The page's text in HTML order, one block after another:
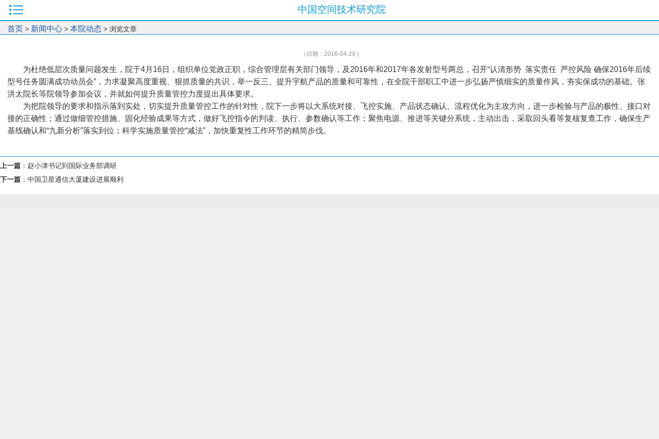
中国空间技术研究院
首页 > 新闻中心 > 本院动态 > 浏览文章
（日期：2016-04-29 )
为杜绝低层次质量问题发生，院于4月16日，组织单位党政正职，综合管理层有关部门领导，及2016年和2017年各发射型号两总，召开“认清形势 落实责任 严控风险 确保2016年后续
型号任务圆满成功动员会”，力求凝聚高度重视、狠抓质量的共识，举一反三、提升宇航产品的质量和可靠性，在全院干部职工中进一步弘扬严慎细实的质量作风，夯实保成功的基础。张
洪太院长等院领导参加会议，并就如何提升质量管控力度提出具体要求。
为把院领导的要求和指示落到实处，切实提升质量管控工作的针对性，院下一步将以大系统对接、飞控实施、产品状态确认、流程优化为主攻方向，进一步检验与产品的极性、接口对
接的正确性；通过做细管控措施、固化经验成果等方式，做好飞控指令的判读、执行、参数确认等工作；聚焦电源、推进等关键分系统，主动出击，采取回头看等复核复查工作，确保生产
基线确认和“九新分析”落实到位；科学实施质量管控“减法”，加快重复性工作环节的精简步伐。
上一篇 ： 赵小津书记到国际业务部调研
下一篇 ： 中国卫星通信大厦建设进展顺利